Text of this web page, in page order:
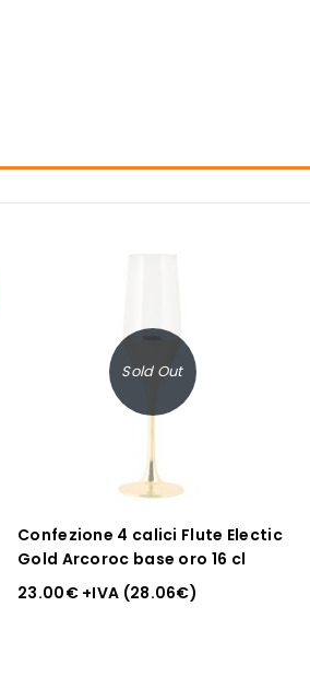
Sold Out
Confezione 4 calici Flute Electic
Gold Arcoroc base oro 16 cl
23.00€+IVA (28.06€)